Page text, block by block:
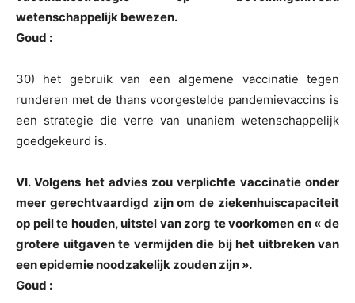
wetenschappelijk bewezen.
Goud :
30) het gebruik van een algemene vaccinatie tegen
runderen met de thans voorgestelde pandemievaccins is
een strategie die verre van unaniem wetenschappelijk
goedgekeurd is.
VI. Volgens het advies zou verplichte vaccinatie onder
meer gerechtvaardigd zijn om de ziekenhuiscapaciteit
op peil te houden, uitstel van zorg te voorkomen en « de
grotere uitgaven te vermijden die bij het uitbreken van
een epidemie noodzakelijk zouden zijn ».
Goud :